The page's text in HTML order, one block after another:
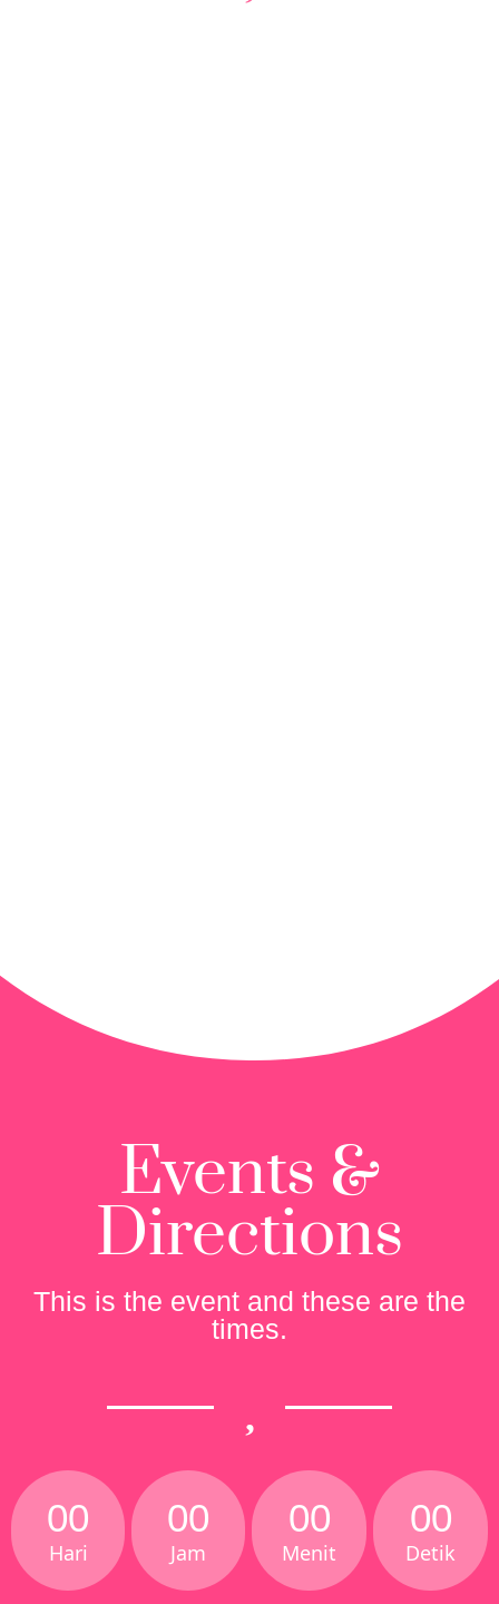
Events &
Directions
This is the event and these are the
times.
00
Hari
00
Jam
00
Menit
00
Detik